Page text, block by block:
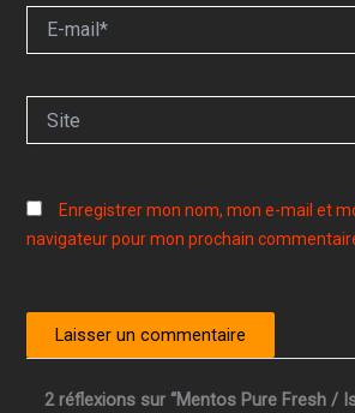
mail*
Enregistrer mon nom, mon e-mail et
navigateur pour mon prochain
2 réflexions sur “Mentos Pure Fresh /